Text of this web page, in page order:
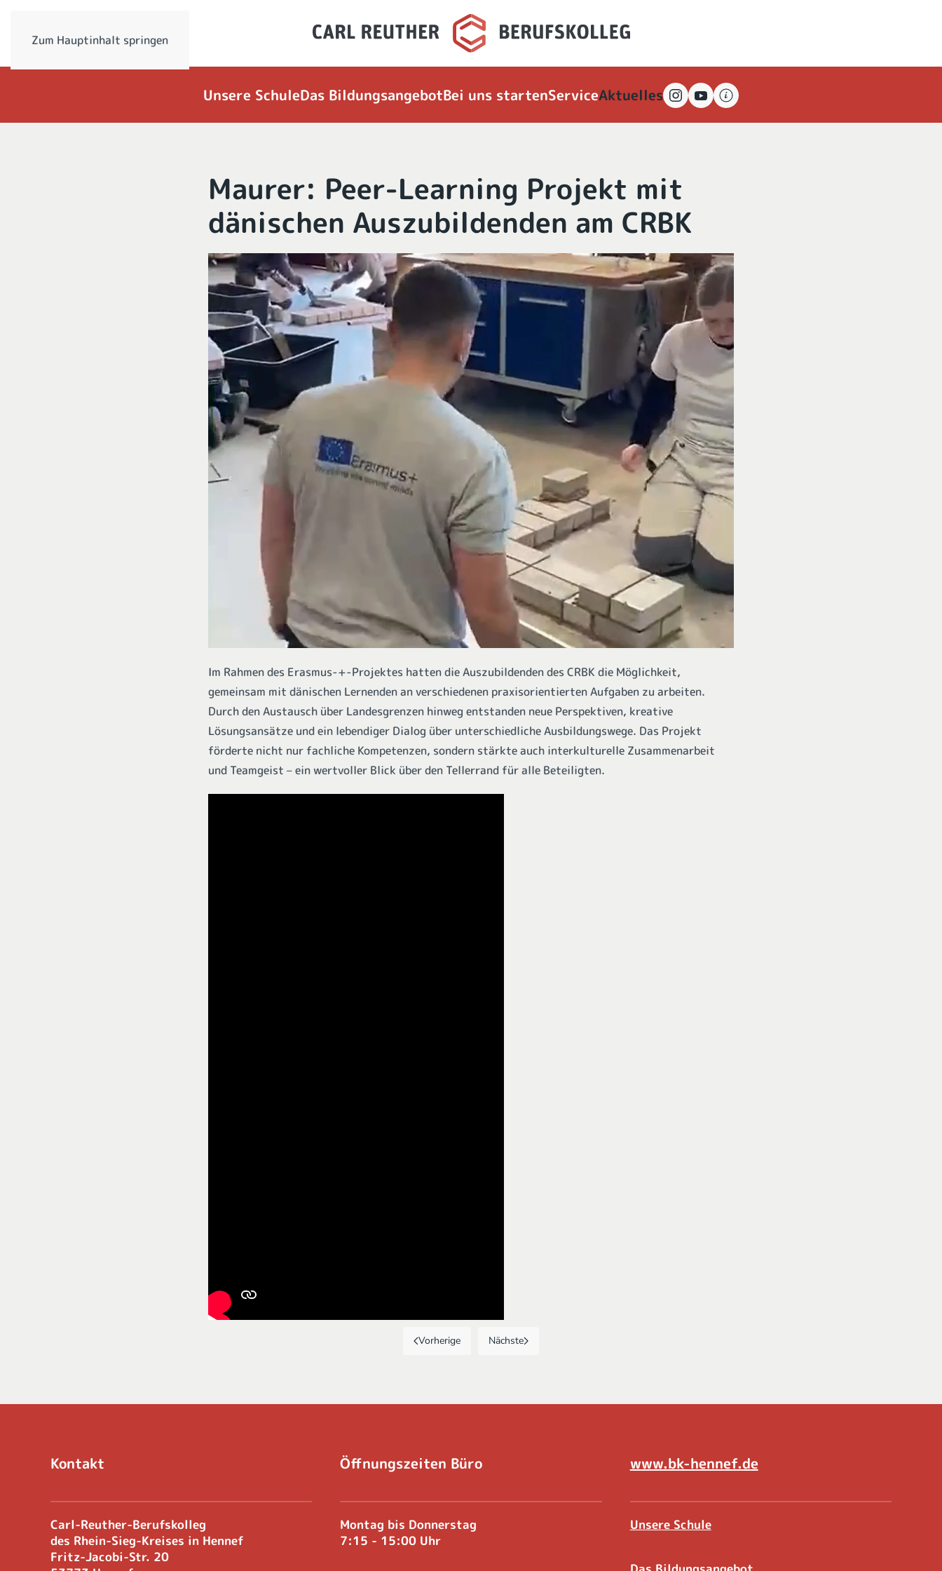
Zum Hauptinhalt springen
Unsere SchuleDas BildungsangebotBei uns startenServiceAktuelles
Maurer: Peer-Learning Projekt mit
dänischen Auszubildenden am CRBK
Im Rahmen des Erasmus-+-Projektes hatten die Auszubildenden des CRBK die Möglichkeit,
gemeinsam mit dänischen Lernenden an verschiedenen praxisorientierten Aufgaben zu arbeiten.
Durch den Austausch über Landesgrenzen hinweg entstanden neue Perspektiven, kreative
Lösungsansätze und ein lebendiger Dialog über unterschiedliche Ausbildungswege. Das Projekt
förderte nicht nur fachliche Kompetenzen, sondern stärkte auch interkulturelle Zusammenarbeit
und Teamgeist – ein wertvoller Blick über den Tellerrand für alle Beteiligten.
Vorherige Nächste
Kontakt
Carl-Reuther-Berufskolleg
des Rhein-Sieg-Kreises in Hennef
Fritz-Jacobi-Str. 20
Öffnungszeiten Büro
Montag bis Donnerstag
7:15 - 15:00 Uhr
www.bk-hennef.de
Unsere Schule